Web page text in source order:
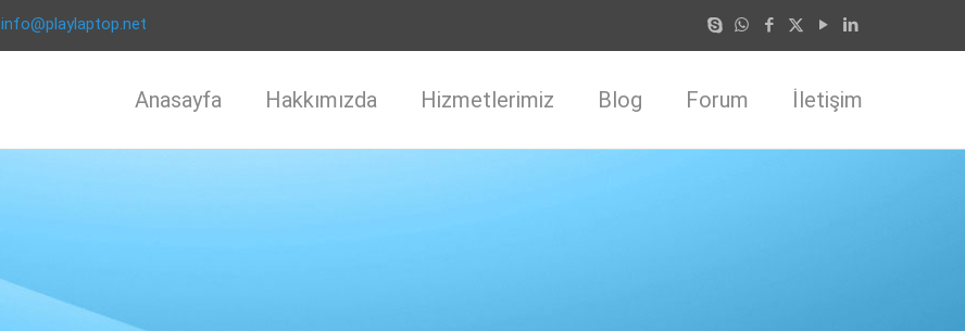
info@playlaptop.net
Anasayfa Hakkımızda Hizmetlerimiz Blog Forum İletişim